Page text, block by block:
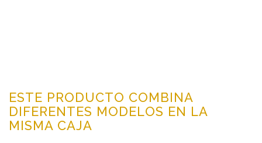
ESTE PRODUCTO COMBINA
DIFERENTES MODELOS EN LA
MISMA CAJA